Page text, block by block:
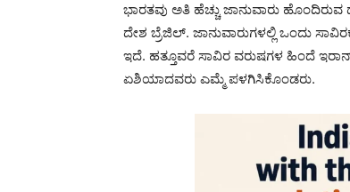
ಭಾರತವು ಅತಿ ಹೆಚ್ಚು ಜಾನುವಾರು
ದೇಶ ಬ್ರೆಜಿಲ್. ಜಾನುವಾರುಗಳಲ್ಲಿ ಒಂದು
ಇದೆ. ಹತ್ತೂವರೆ ಸಾವಿರ ವರುಷಗಳ ಹಿಂದೆ
ಏಶಿಯಾದವರು ಎಮ್ಮೆ ಪಳಗಿಸಿಕೊಂಡರು.